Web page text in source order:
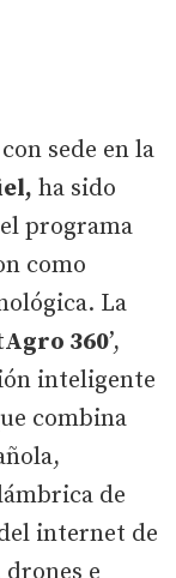
sede en la
ha sido
programa
como
La
360’,
inteligente
combina
de
internet de